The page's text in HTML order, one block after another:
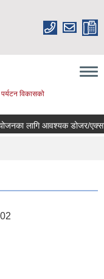
विकासको
लागि आवश्यक डोजर/